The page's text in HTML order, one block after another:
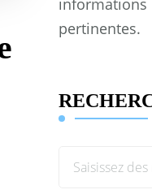
pertinentes.
Vous